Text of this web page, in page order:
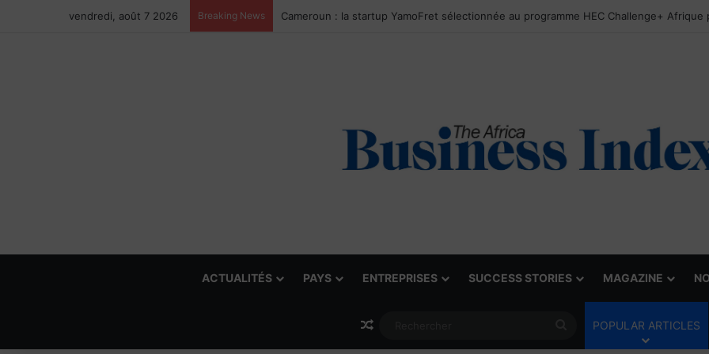
vendredi, août 7 2026 Breaking News
ACTUALITÉS PAYS ENTREPRISES SUCCESS STORIES MAGAZINE
Rechercher
POPULAR ARTICLES